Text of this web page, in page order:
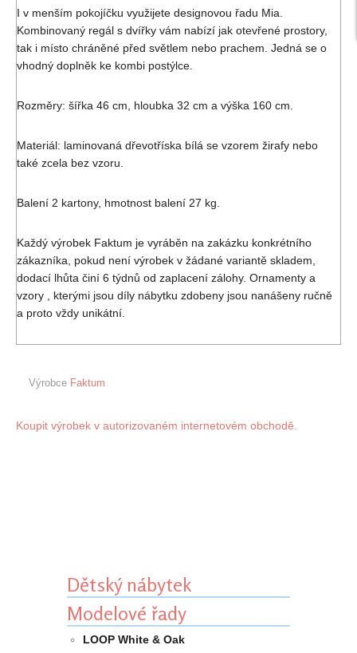
I v menším pokojíčku využijete designovou řadu Mia.
Kombinovaný regál s dvířky vám nabízí jak otevřené prostory,
tak i místo chráněné před světlem nebo prachem. Jedná se o
vhodný doplněk ke kombi postýlce.
Rozměry: šířka 46 cm, hloubka 32 cm a výška 160 cm.
Materiál: laminovaná dřevotříska bílá se vzorem žirafy nebo
také zcela bez vzoru.
Balení 2 kartony, hmotnost balení 27 kg.
Každý výrobek Faktum je vyráběn na zakázku konkrétního
zákazníka, pokud není výrobek v žádané variantě skladem,
dodací lhůta činí 6 týdnů od zaplacení zálohy. Ornamenty a
vzory , kterými jsou díly nábytku zdobeny jsou nanášeny ručně
a proto vždy unikátní.
Výrobce Faktum
Koupit výrobek v autorizovaném internetovém obchodě.
Dětský nábytek
Modelové řady
LOOP White & Oak